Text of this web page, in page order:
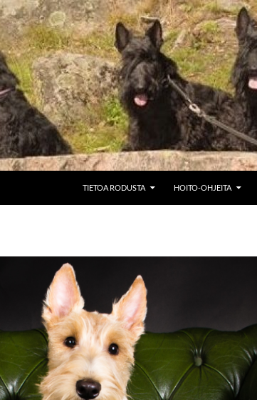
TIETOA RODUSTA
HOITO-OHJEITA